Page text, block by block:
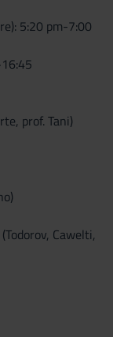
5:20 pm-7:00
prof. Tani)
Cawelti,